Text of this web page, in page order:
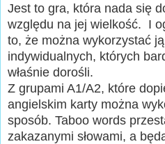
Jest to gra, która nada się
względu na jej wielkość. I
to, że można wykorzystać
indywidualnych, których
właśnie dorośli.
Z grupami A1/A2, które
angielskim karty można
sposób. Taboo words
zakazanymi słowami, a